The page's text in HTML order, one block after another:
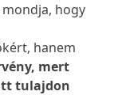
hogy
hanem
mert
tulajdon